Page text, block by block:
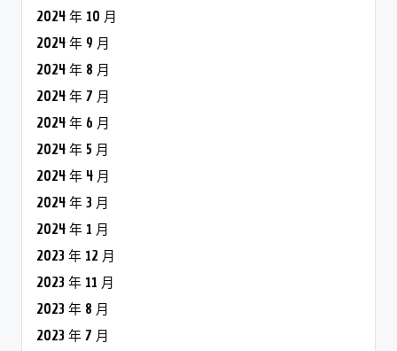
2024 年 10 月
2024 年 9 月
2024 年 8 月
2024 年 7 月
2024 年 6 月
2024 年 5 月
2024 年 4 月
2024 年 3 月
2024 年 1 月
2023 年 12 月
2023 年 11 月
2023 年 8 月
2023 年 7 月